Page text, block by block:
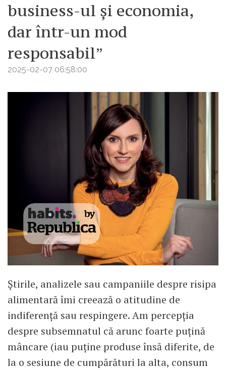
business-ul și economia,
dar într-un mod
responsabil”
2025-02-07 06:58:00
Știrile, analizele sau campaniile despre risipa
alimentară îmi creează o atitudine de
indiferență sau respingere. Am percepția
despre subsemnatul că arunc foarte puțină
mâncare (iau puține produse însă diferite, de
la o sesiune de cumpărături la alta, consum